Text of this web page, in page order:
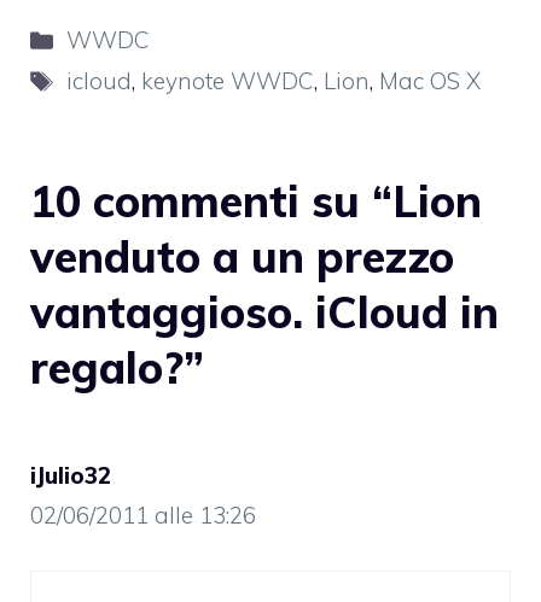
Categorie
WWDC
Tag
icloud, keynote WWDC, Lion, Mac OS X
10 commenti su “Lion
venduto a un prezzo
vantaggioso. iCloud in
regalo?”
iJulio32
02/06/2011 alle 13:26